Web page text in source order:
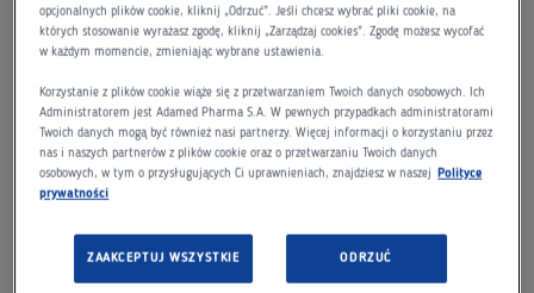
W finale udział wzięli zwycięzcy 43 krajowych edycji
konkursu EY Entrepreneur Of The Year – liderzy, którzy
nie tylko osiągają spektakularne wyniki biznesowe, ale
również wyznaczają nowe standardy w zakresie
innowacyjności, odpowiedzialności społecznej i wpływu
na otoczenie. Udział w tym gronie to ogromne
przywództwa.
opcjonalnych plików cookie, kliknij „Odrzuć”. Jeśli chcesz wybrać pliki cookie, na
których stosowanie wyrażasz zgodę, kliknij „Zarządzaj cookies”. Zgodę możesz wycofać
w każdym momencie, zmieniając wybrane ustawienia.
Korzystanie z plików cookie wiąże się z przetwarzaniem Twoich danych osobowych. Ich
Administratorem jest Adamed Pharma S.A. W pewnych przypadkach administratorami
Twoich danych mogą być również nasi partnerzy. Więcej informacji o korzystaniu przez
nas i naszych partnerów z plików cookie oraz o przetwarzaniu Twoich danych
osobowych, w tym o przysługujących Ci uprawnieniach, znajdziesz w naszej Polityce
prywatności
ZAAKCEPTUJ WSZYSTKIE ODRZUĆ